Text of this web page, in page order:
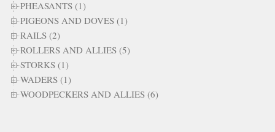
PHEASANTS (1)
PIGEONS AND DOVES (1)
RAILS (2)
ROLLERS AND ALLIES (5)
STORKS (1)
WADERS (1)
WOODPECKERS AND ALLIES (6)